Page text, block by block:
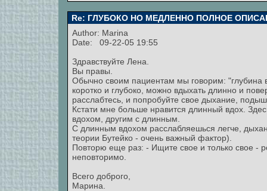
Re: ГЛУБОКО НО МЕДЛЕННО ПОЛНОЕ
Author: Marina
Date: 09-22-05 19:55
Здравствуйте Лена.
Вы правы.
Обычно своим пациентам мы говорим: "глубина
коротко и глубоко, можно вдыхать длинно и
расслабтесь, и попробуйте свое дыхание,
Кстати мне больше нравится длинный вдох.
вдохом, другим с длинным.
С длинным вдохом расслабляешься легче,
теории Бутейко - очень важный фактор).
Повторю еще раз: - Ищите свое и только свое -
неповторимо.
Всего доброго,
Марина.